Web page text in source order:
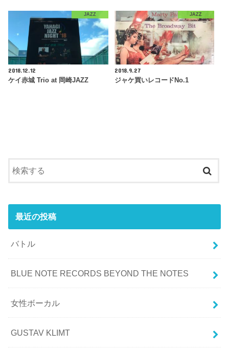
JAZZ
2018.12.12
ケイ赤城 Trio at 岡崎JAZZ
JAZZ
2018.9.27
ジャケ買いレコードNo.1
最近の投稿
バトル
BLUE NOTE RECORDS BEYOND THE NOTES
女性ボーカル
GUSTAV KLIMT